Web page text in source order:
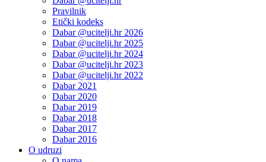
Pravilnik
Etički kodeks
Dabar @ucitelji.hr 2026
Dabar @ucitelji.hr 2025
Dabar @ucitelji.hr 2024
Dabar @ucitelji.hr 2023
Dabar @ucitelji.hr 2022
Dabar 2021
Dabar 2020
Dabar 2019
Dabar 2018
Dabar 2017
Dabar 2016
O udruzi